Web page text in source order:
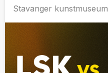
Stavanger kunstmuseum